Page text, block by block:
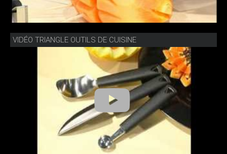
VIDÉO TRIANGLE OUTILS DE CUISINE